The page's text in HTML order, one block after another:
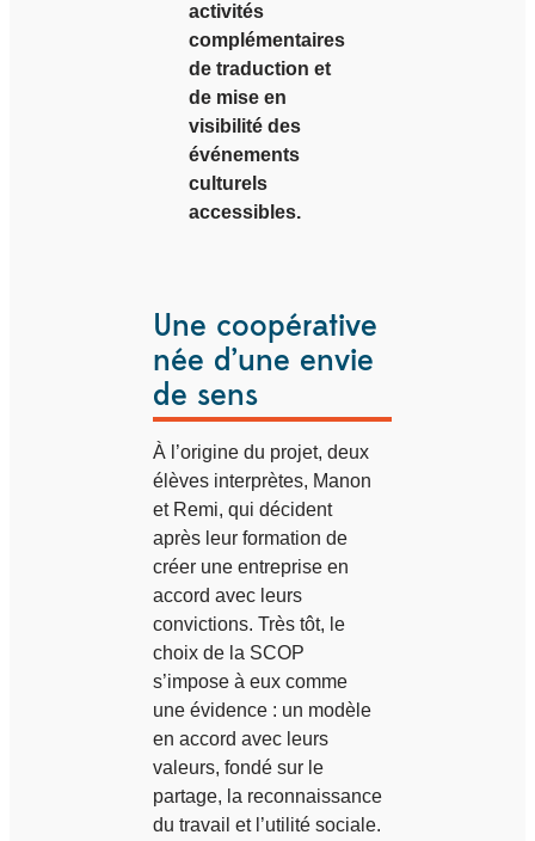
activités
complémentaires
de traduction et
de mise en
visibilité des
événements
culturels
accessibles.
Une coopérative
née d’une envie
de sens
À l’origine du projet, deux
élèves interprètes, Manon
et Remi, qui décident
après leur formation de
créer une entreprise en
accord avec leurs
convictions. Très tôt, le
choix de la SCOP
s’impose à eux comme
une évidence : un modèle
en accord avec leurs
valeurs, fondé sur le
partage, la reconnaissance
du travail et l’utilité sociale.